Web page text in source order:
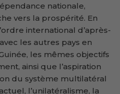
nationale,
vers la prospérité. En
international d’après-
les autres pays en
les mêmes objectifs
ainsi que l’aspiration
du système multilatéral
l’unilatéralisme, la